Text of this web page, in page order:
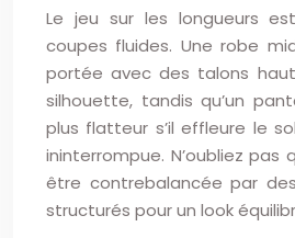
Le jeu sur les longueurs
coupes fluides. Une robe
portée avec des talons
silhouette, tandis qu’un
plus flatteur s’il effleure le
ininterrompue. N’oubliez
être contrebalancée par
structurés pour un look